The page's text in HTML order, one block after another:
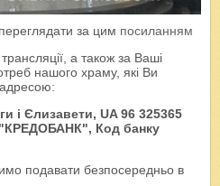
за цим посиланням
а також за Ваші
нашого храму, які Ви
і Єлизавети, UA 96 325365
"КРЕДОБАНК", Код банку
подавати безпосередньо в